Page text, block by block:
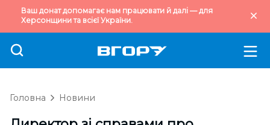
Ваш донат допомагає нам працювати й далі — для
Херсонщини та всієї України.
Головна Новини